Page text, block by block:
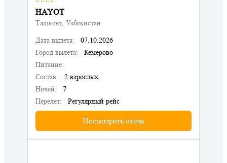
HAYOT
Ташкент, Узбекистан
Дата вылета:
07.10.2026
Город вылета:
Кемерово
Питание:
Состав:
2 взрослых
Ночей:
7
Перелет:
Регулярный рейс
Посмотреть отель